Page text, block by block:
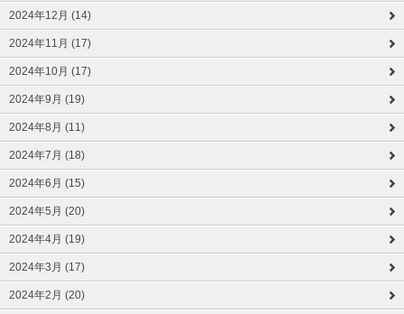
2024年12月 (14)
2024年11月 (17)
2024年10月 (17)
2024年9月 (19)
2024年8月 (11)
2024年7月 (18)
2024年6月 (15)
2024年5月 (20)
2024年4月 (19)
2024年3月 (17)
2024年2月 (20)